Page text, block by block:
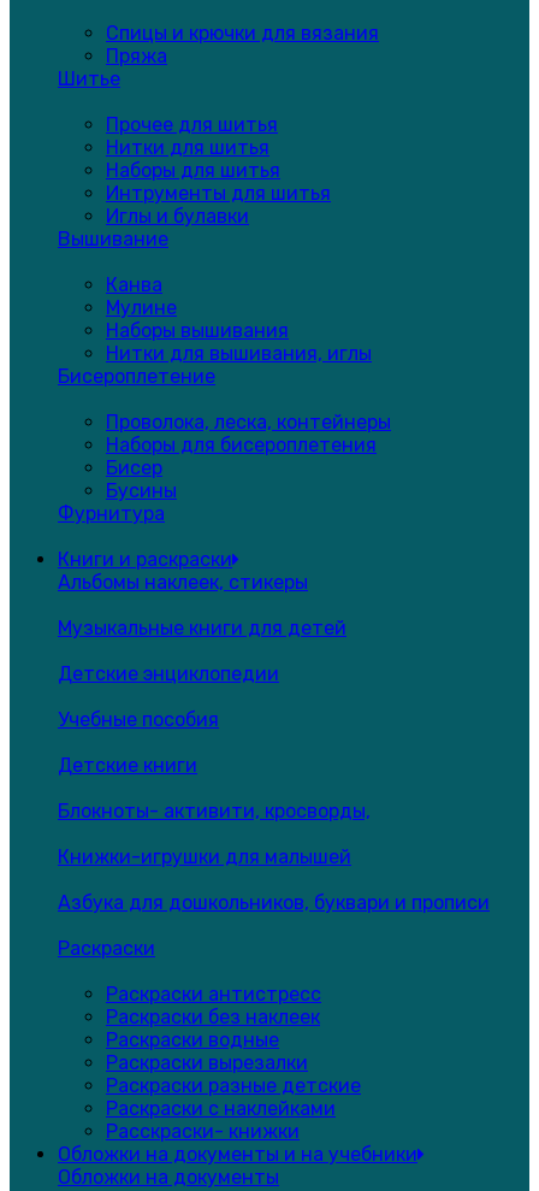
Спицы и крючки для вязания
Пряжа
Шитье
Прочее для шитья
Нитки для шитья
Наборы для шитья
Интрументы для шитья
Иглы и булавки
Вышивание
Канва
Мулине
Наборы вышивания
Нитки для вышивания, иглы
Бисероплетение
Проволока, леска, контейнеры
Наборы для бисероплетения
Бисер
Бусины
Фурнитура
Книги и раскраски
Альбомы наклеек, стикеры
Музыкальные книги для детей
Детские энциклопедии
Учебные пособия
Детские книги
Блокноты- активити, кросворды,
Книжки-игрушки для малышей
Азбука для дошкольников, буквари и прописи
Раскраски
Раскраски антистресс
Раскраски без наклеек
Раскраски водные
Раскраски вырезалки
Раскраски разные детские
Раскраски с наклейками
Расскраски- книжки
Обложки на документы и на учебники
Обложки на документы